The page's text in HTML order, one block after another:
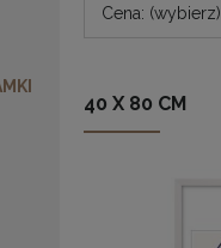
Cena: (wybierz)
40 X 80 CM